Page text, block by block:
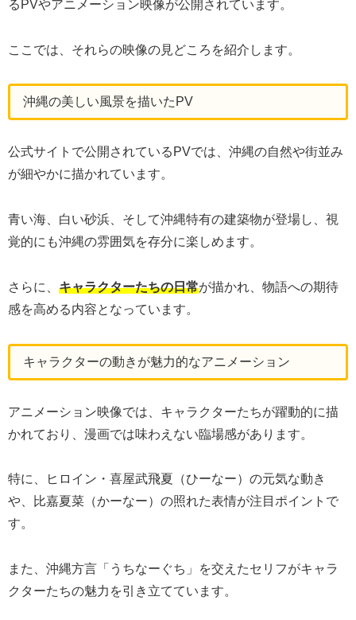
るPVやアニメーション映像が公開されています。
ここでは、それらの映像の見どころを紹介します。
沖縄の美しい風景を描いたPV
公式サイトで公開されているPVでは、沖縄の自然や街並み
が細やかに描かれています。
青い海、白い砂浜、そして沖縄特有の建築物が登場し、視
覚的にも沖縄の雰囲気を存分に楽しめます。
さらに、 キャラクターたちの日常が描かれ、物語への期待
感を高める内容となっています。
キャラクターの動きが魅力的なアニメーション
アニメーション映像では、キャラクターたちが躍動的に描
かれており、漫画では味わえない臨場感があります。
特に、ヒロイン・喜屋武飛夏（ひーなー）の元気な動き
や、比嘉夏菜（かーなー）の照れた表情が注目ポイントで
す。
また、沖縄方言「うちなーぐち」を交えたセリフがキャラ
クターたちの魅力を引き立てています。